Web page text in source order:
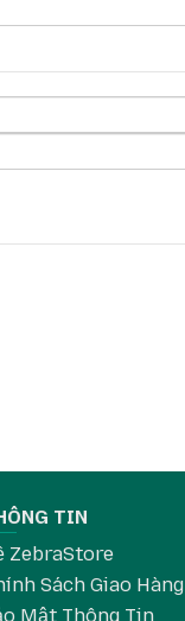
TIN
ZebraStore
Sách Giao Hàng
Mật Thông Tin